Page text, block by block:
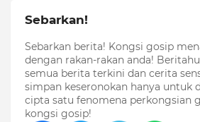
Sebarkan!
Sebarkan berita! Kongsi gosip
dengan rakan-rakan anda!
semua berita terkini dan cerita
simpan keseronokan hanya untuk
cipta satu fenomena perkongsian
kongsi gosip!